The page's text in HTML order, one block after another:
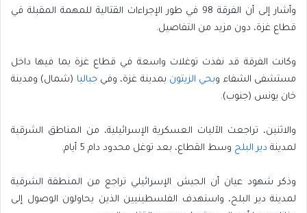
وأشار إلى أن الفرقة 98 في طور الإجراءات القتالية للمهمة المقبلة في
قطاع غزة، دون مزيد من التفاصيل.
وكانت الفرقة قد نفذت توغلات واسعة في قطاع غزة بما فيها داخل
مستشفى الشفاء وبحي الزيتون بمدينة غزة، وفيجباليا (شمال) ومدينة
خان يونس (جنوب).
والاثنين، تراجعت الآليات العسكرية الإسرائيلية، من المناطق الشرقية
لمدينة دير البلح وسط القطاع، بعد توغل محدود دام 5 أيام.
وذكر شهود عيان أن الجيش الإسرائيلي تراجع من المنطقة الشرقية
لمدينة دير البلح، واستهدف الفلسطينيين الذين يحاولون الوصول إلى